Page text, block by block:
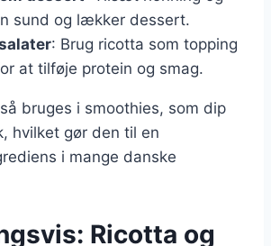
sund og lækker dessert.
: Brug ricotta som topping
at tilføje protein og smag.
bruges i smoothies, som dip
hvilket gør den til en
i mange danske
Ricotta og